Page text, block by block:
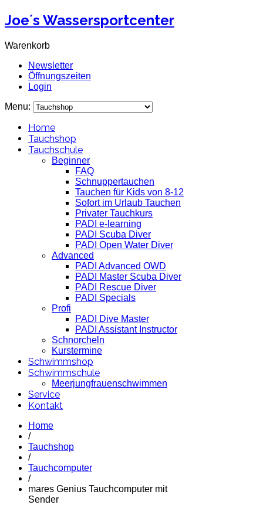
Joe´s Wassersportcenter
Warenkorb
Newsletter
Öffnungszeiten
Login
Menu:
Home
Tauchshop
Tauchschule
Beginner
FAQ
Schnuppertauchen
Tauchen für Kids von 8-12
Sofort im Urlaub Tauchen
Privater Tauchkurs
PADI e-learning
PADI Scuba Diver
PADI Open Water Diver
Advanced
PADI Advanced OWD
PADI Master Scuba Diver
PADI Rescue Diver
PADI Specials
Profi
PADI Dive Master
PADI Assistant Instructor
Schnorcheln
Kurstermine
Schwimmshop
Schwimmschule
Meerjungfrauenschwimmen
Service
Kontakt
Home
/
Tauchshop
/
Tauchcomputer
/
mares Genius Tauchcomputer mit
Sender